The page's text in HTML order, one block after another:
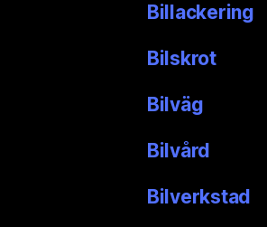
Billackering
Bilskrot
Bilväg
Bilvård
Bilverkstad